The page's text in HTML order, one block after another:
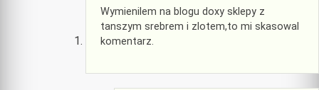
Wymienilem na blogu doxy sklepy z
tanszym srebrem i zlotem,to mi skasowal
komentarz.